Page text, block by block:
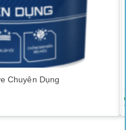
Chuyên Dụng